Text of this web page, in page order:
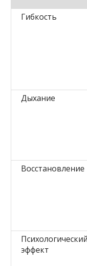
Гибкость
Дыхание
Восстановление
Психологический
эффект